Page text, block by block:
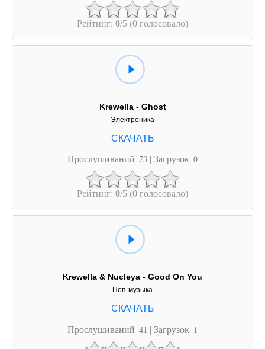
Рейтинг: 0/5 (0 голосовало)
Krewella - Ghost
Электроника
Прослушиваний 73 | Загрузок 0
Рейтинг: 0/5 (0 голосовало)
Krewella & Nucleya - Good On You
Поп-музыка
Прослушиваний 41 | Загрузок 1